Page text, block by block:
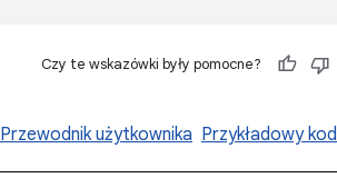
Czy te wskazówki były pomocne?
Przewodnik użytkownika Przykładowy kod